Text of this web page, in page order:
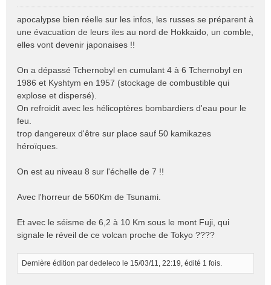
s
s
a
e
n
n
l
u
apocalypse bien réelle sur les infos, les russes se préparent à
une évacuation de leurs iles au nord de Hokkaido, un comble,
elles vont devenir japonaises !!
On a dépassé Tchernobyl en cumulant 4 à 6 Tchernobyl en
1986 et Kyshtym en 1957 (stockage de combustible qui
explose et dispersé).
On refroidit avec les hélicoptères bombardiers d'eau pour le
feu.
trop dangereux d'être sur place sauf 50 kamikazes
héroïques.
On est au niveau 8 sur l'échelle de 7 !!
Avec l'horreur de 560Km de Tsunami.
Et avec le séisme de 6,2 à 10 Km sous le mont Fuji, qui
signale le réveil de ce volcan proche de Tokyo ????
Dernière édition par dedeleco le 15/03/11, 22:19, édité 1 fois.